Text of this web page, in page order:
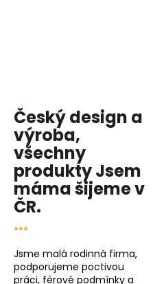
Český design a
výroba,
všechny
produktyJsem
mámašijeme v
ČR.
...
Jsme malá rodinná firma,
podporujeme poctivou
práci, férové podmínky a